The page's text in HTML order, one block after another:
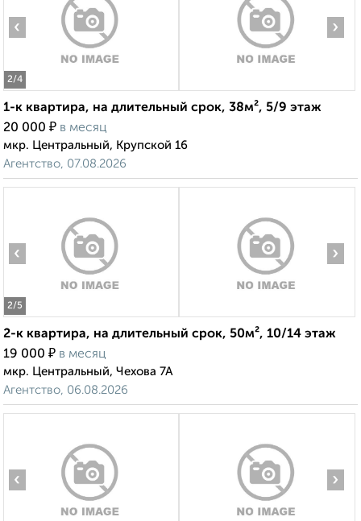
2/4
‹ ›
1-к квартира, на длительный срок, 38м², 5/9 этаж
20 000 ₽ в месяц
мкр. Центральный, Крупской 16
Агентство, 07.08.2026
2/5
‹ ›
2-к квартира, на длительный срок, 50м², 10/14 этаж
19 000 ₽ в месяц
мкр. Центральный, Чехова 7А
Агентство, 06.08.2026
‹ ›